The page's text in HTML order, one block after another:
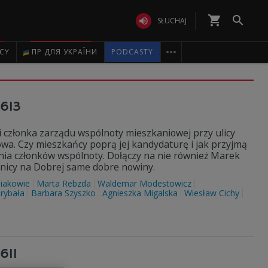
 SŁUCHAJ shopping_cart 
ПР ДЛЯ УКРАЇНИ PODCASTY 
zarządu wspólnoty mieszkaniowej przy ulicy
Czy mieszkańcy poprą jej kandydaturę i jak przyjmą
członków wspólnoty. Dołączy na nie również Marek
na Dobrej same dobre nowiny.
Marta Rebzda
Waldemar Modestowicz
Barbara Szyszko Agnieszka Migalska Wiesław Cichy